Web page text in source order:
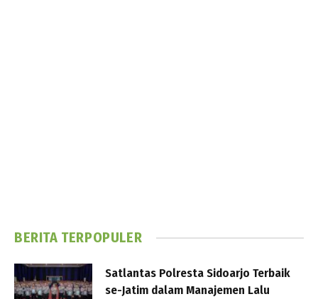
BERITA TERPOPULER
Satlantas Polresta Sidoarjo Terbaik
se-Jatim dalam Manajemen Lalu